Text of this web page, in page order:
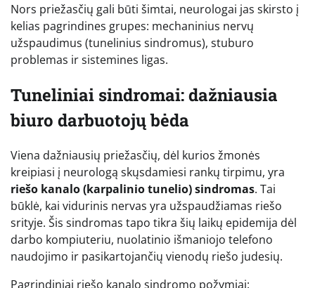
Nors priežasčių gali būti šimtai, neurologai jas skirsto į
kelias pagrindines grupes: mechaninius nervų
užspaudimus (tunelinius sindromus), stuburo
problemas ir sistemines ligas.
Tuneliniai sindromai: dažniausia
biuro darbuotojų bėda
Viena dažniausių priežasčių, dėl kurios žmonės
kreipiasi į neurologą skųsdamiesi rankų tirpimu, yra
riešo kanalo (karpalinio tunelio) sindromas. Tai
būklė, kai vidurinis nervas yra užspaudžiamas riešo
srityje. Šis sindromas tapo tikra šių laikų epidemija dėl
darbo kompiuteriu, nuolatinio išmaniojo telefono
naudojimo ir pasikartojančių vienodų riešo judesių.
Pagrindiniai riešo kanalo sindromo požymiai: